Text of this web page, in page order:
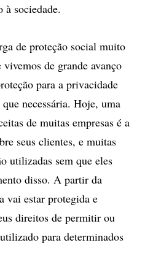
sociedade.
de proteção social muito
de grande avanço
para a privacidade
necessária. Hoje, uma
de muitas empresas é a
seus clientes, e muitas
utilizadas sem que eles
disso. A partir da
vai estar protegida e
direitos de permitir ou
para determinados